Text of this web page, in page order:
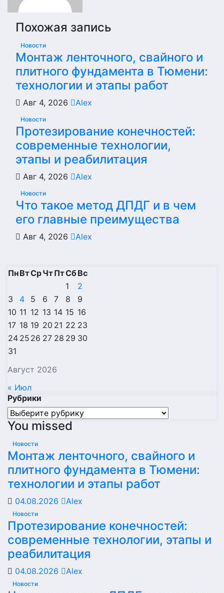
Похожая запись
Новости
Монтаж ленточного, свайного и
плитного фундамента в Тюмени:
технологии и этапы работ
Авг 4, 2026 Alex
Новости
Протезирование конечностей:
современные технологии,
этапы и реабилитация
Авг 4, 2026 Alex
Новости
Что такое метод ДПДГ и в чем
его главные преимущества
Авг 4, 2026 Alex
Август 2026
ПнВтСрЧтПтСбВс
1
2
3
4 5 6 7 8
9
10 11 12 13 14 15 16
17 18 19 20 21 22 23
24 25 26 27 28 29 30
31
« Июл
Рубрики
Рубрики
You missed
Новости
Монтаж ленточного, свайного и
плитного фундамента в Тюмени:
технологии и этапы работ
04.08.2026 Alex
Новости
Протезирование конечностей:
современные технологии, этапы и
реабилитация
04.08.2026 Alex
Новости